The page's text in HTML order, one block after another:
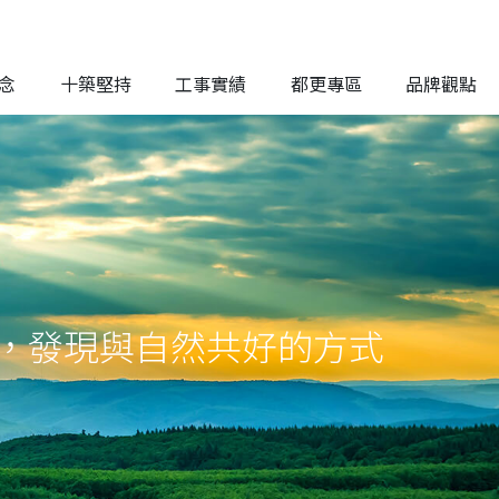
十築堅持 工事實績 都更專區 品牌觀點
發現與自然共好的方式